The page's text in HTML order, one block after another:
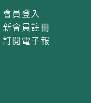
會員登入
新會員註冊
訂閱電子報